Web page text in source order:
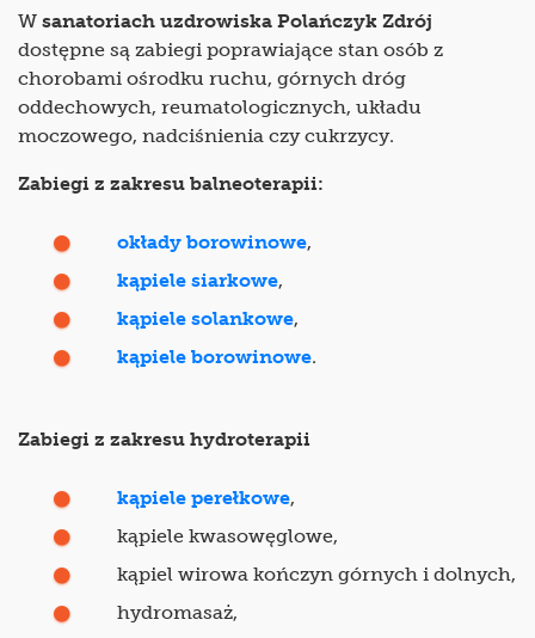
W sanatoriach uzdrowiska Polańczyk Zdrój
dostępne są zabiegi poprawiające stan osób z
chorobami ośrodku ruchu, górnych dróg
oddechowych, reumatologicznych, układu
moczowego, nadciśnienia czy cukrzycy.
Zabiegi z zakresu balneoterapii:
okłady borowinowe,
kąpiele siarkowe,
kąpiele solankowe,
kąpiele borowinowe.
Zabiegi z zakresu hydroterapii
kąpiele perełkowe,
kąpiele kwasowęglowe,
kąpiel wirowa kończyn górnych i dolnych,
hydromasaż,